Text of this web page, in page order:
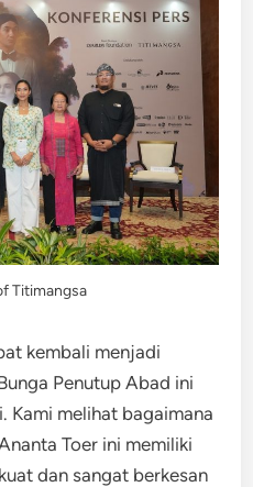
Titimangsa
kembali menjadi
Penutup Abad ini
Kami melihat bagaimana
Toer ini memiliki
dan sangat berkesan